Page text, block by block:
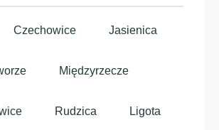
Czechowice Jasienica
Międzyrzecze
Rudzica Ligota